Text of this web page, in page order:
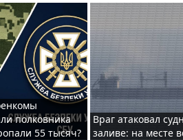
полковника
55 тысяч?
Враг атаковал
заливе: на месте